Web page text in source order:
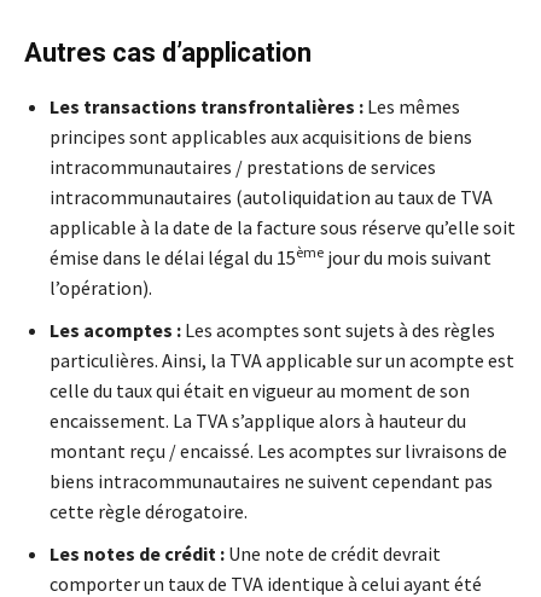
Autres cas d’application
Les transactions transfrontalières : Les mêmes
principes sont applicables aux acquisitions de biens
intracommunautaires / prestations de services
intracommunautaires (autoliquidation au taux de TVA
applicable à la date de la facture sous réserve qu’elle soit
émise dans le délai légal du 15ème jour du mois suivant
l’opération).
Les acomptes : Les acomptes sont sujets à des règles
particulières. Ainsi, la TVA applicable sur un acompte est
celle du taux qui était en vigueur au moment de son
encaissement. La TVA s’applique alors à hauteur du
montant reçu / encaissé. Les acomptes sur livraisons de
biens intracommunautaires ne suivent cependant pas
cette règle dérogatoire.
Les notes de crédit : Une note de crédit devrait
comporter un taux de TVA identique à celui ayant été